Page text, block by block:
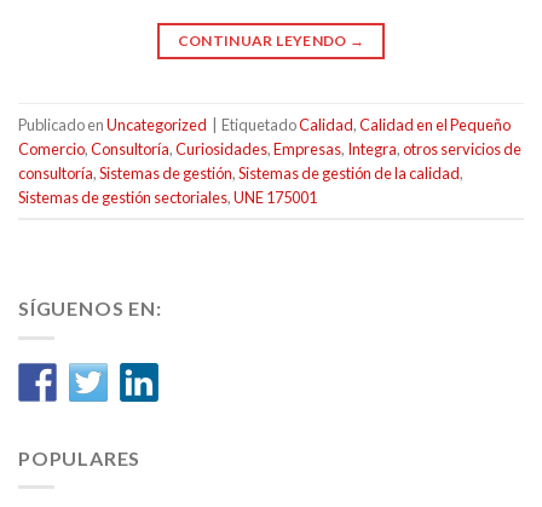
CONTINUAR LEYENDO →
Publicado enUncategorized EtiquetadoCalidad,Calidad en el Pequeño
Comercio,Consultoría,Curiosidades,Empresas, Integra,otros servicios de
consultoría,Sistemas de gestión,Sistemas de gestión de la calidad,
Sistemas de gestión sectoriales,UNE 175001
SÍGUENOS EN:
POPULARES